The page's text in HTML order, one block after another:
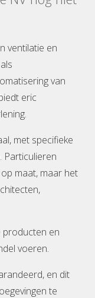
ventilatie en
van
eric
met specifieke
Particulieren
maat, maar het
producten en
voeren.
en dit
te